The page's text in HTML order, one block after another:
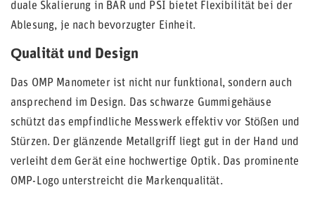
duale Skalierung in BAR und PSI bietet Flexibilität bei der
Ablesung, je nach bevorzugter Einheit.
Qualität und Design
Das OMP Manometer ist nicht nur funktional, sondern auch
ansprechend im Design. Das schwarze Gummigehäuse
schützt das empfindliche Messwerk effektiv vor Stößen und
Stürzen. Der glänzende Metallgriff liegt gut in der Hand und
verleiht dem Gerät eine hochwertige Optik. Das prominente
OMP-Logo unterstreicht die Markenqualität.